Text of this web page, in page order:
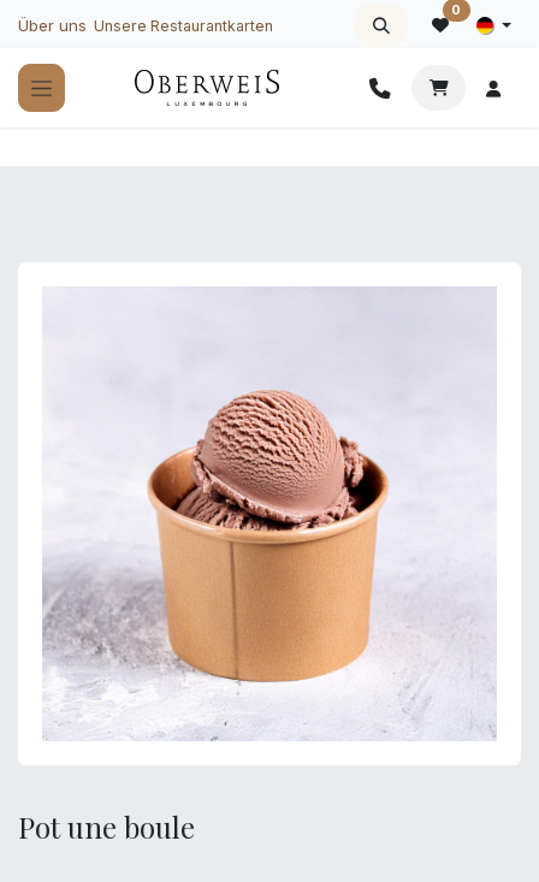
Zum Inhalt springen
Über uns Unsere Restaurantkarten
0
Pot une boule